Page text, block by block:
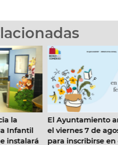
la
Infantil
instalará
El Ayuntamiento
el viernes 7 de
para inscribirse en